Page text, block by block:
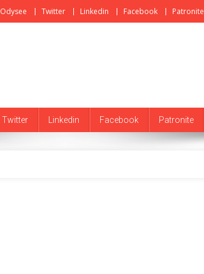
Odysee Twitter Linkedin Facebook Patronite
Twitter Linkedin Facebook Patronite